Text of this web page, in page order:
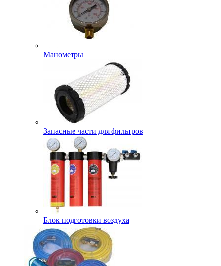
Манометры
Запасные части для фильтров
Блок подготовки воздуха